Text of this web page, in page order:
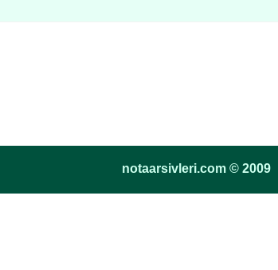
notaarsivleri.com © 2009